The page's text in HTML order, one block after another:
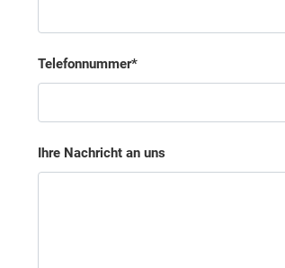
Telefonnummer
Ihre Nachricht an uns